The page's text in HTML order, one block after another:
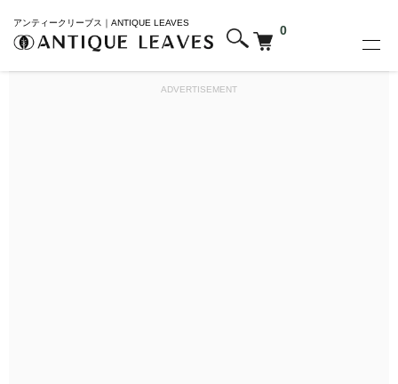
アンティークリーブス｜ANTIQUE LEAVES
0
ADVERTISEMENT